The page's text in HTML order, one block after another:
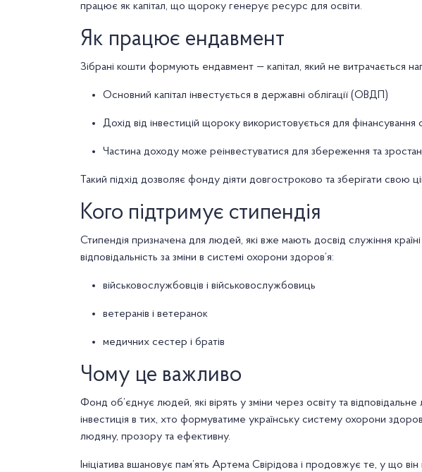
працює як капітал, що щороку генерує ресурс для освіти.
Як працює ендавмент
Зібрані кошти формують ендавмент — капітал, який не витрачається
Основний капітал інвестується в державні облігації (ОВДП)
Дохід від інвестицій щороку використовується для фінансування
Частина доходу може реінвестуватися для збереження та
Такий підхід дозволяє фонду діяти довгостроково та зберігати свою
Кого підтримує стипендія
Стипендія призначена для людей, які вже мають досвід служіння країні
відповідальність за зміни в системі охорони здоров’я:
військовослужбовців і військовослужбовиць
ветеранів і ветеранок
медичних сестер і братів
Чому це важливо
Фонд об’єднує людей, які вірять у зміни через освіту та
інвестиція в тих, хто формуватиме українську систему охорони
людяну, прозору та ефективну.
Ініціатива вшановує пам’ять Артема Свірідова і продовжує те, у що